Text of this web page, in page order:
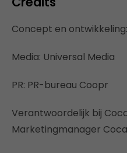
Concept en
Media: Universal Media
PR: PR-bureau Coopr
Verantwoordelijk bij
Marketingmanager